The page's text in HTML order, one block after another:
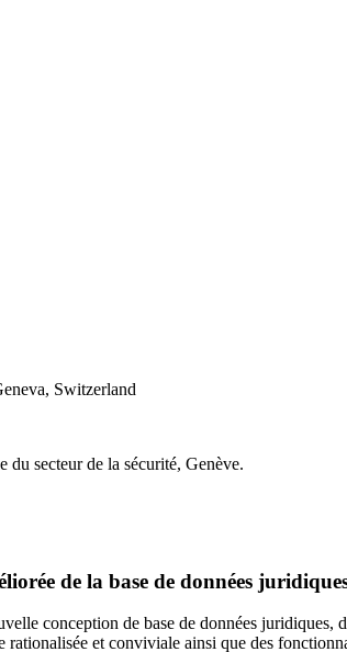
Switzerland
secteur de la sécurité, Genève.
de la base de données
conception de base de données
et conviviale ainsi que des